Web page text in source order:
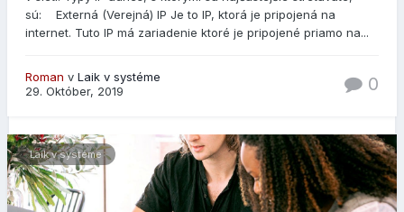
sú: Externá (Verejná) IP Je to IP, ktorá je pripojená na
internet. Tuto IP má zariadenie ktoré je pripojené priamo na...
Roman v Laik v systéme
29. Október, 2019
0
Laik v systéme